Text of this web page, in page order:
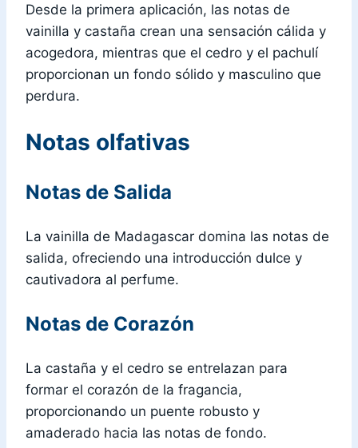
Desde la primera aplicación, las notas de
vainilla y castaña crean una sensación cálida y
acogedora, mientras que el cedro y el pachulí
proporcionan un fondo sólido y masculino que
perdura.
Notas olfativas
Notas de Salida
La vainilla de Madagascar domina las notas de
salida, ofreciendo una introducción dulce y
cautivadora al perfume.
Notas de Corazón
La castaña y el cedro se entrelazan para
formar el corazón de la fragancia,
proporcionando un puente robusto y
amaderado hacia las notas de fondo.